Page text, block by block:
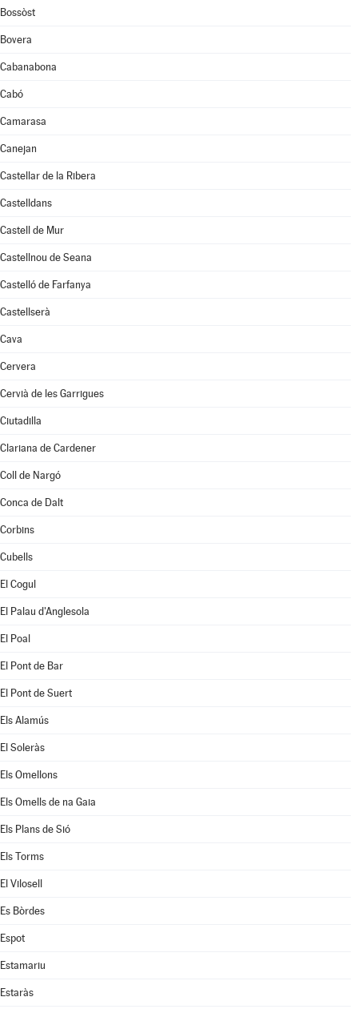
Bossòst
Bovera
Cabanabona
Cabó
Camarasa
Canejan
Castellar de la Ribera
Castelldans
Castell de Mur
Castellnou de Seana
Castelló de Farfanya
Castellserà
Cava
Cervera
Cervià de les Garrigues
Ciutadilla
Clariana de Cardener
Coll de Nargó
Conca de Dalt
Corbins
Cubells
El Cogul
El Palau d'Anglesola
El Poal
El Pont de Bar
El Pont de Suert
Els Alamús
El Soleràs
Els Omellons
Els Omells de na Gaia
Els Plans de Sió
Els Torms
El Vilosell
Es Bòrdes
Espot
Estamariu
Estaràs